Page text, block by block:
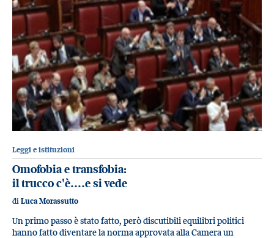
Leggi e istituzioni
Omofobia e transfobia:
il trucco c'è....e si vede
di Luca Morassutto
Un primo passo è stato fatto, però discutibili equilibri politici
hanno fatto diventare la norma approvata alla Camera un